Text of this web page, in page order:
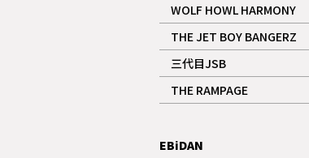
WOLF HOWL HARMONY
記事
THE JET BOY BANGERZ
記事
三代目JSB
記事
THE RAMPAGE
記事
EBiDAN